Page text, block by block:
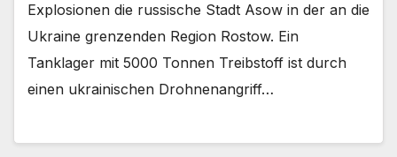
Explosionen die russische Stadt Asow in der an die
Ukraine grenzenden Region Rostow. Ein
Tanklager mit 5000 Tonnen Treibstoff ist durch
einen ukrainischen Drohnenangriff…